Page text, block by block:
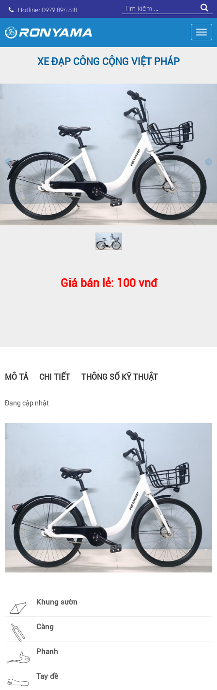
Hotline: 0979 894 818
XE ĐẠP CÔNG CỘNG VIỆT PHÁP
Giá bán lẻ: 100 vnđ
MÔ TẢ CHI TIẾT THÔNG SỐ KỸ THUẬT
Đang cập nhật
Khung sườn
Càng
Phanh
Tay đề